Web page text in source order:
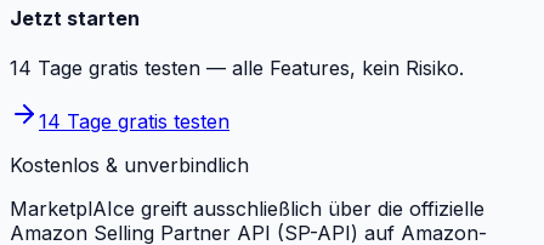
Jetzt starten
14 Tage gratis testen — alle Features, kein Risiko.
14 Tage gratis testen
Kostenlos & unverbindlich
MarketplAIce greift ausschließlich über die offizielle
Amazon Selling Partner API (SP-API) auf Amazon-